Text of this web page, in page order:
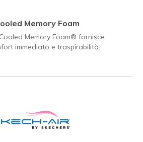
Memory Foam
Memory Foam® fornisce
immediato e traspirabilità.